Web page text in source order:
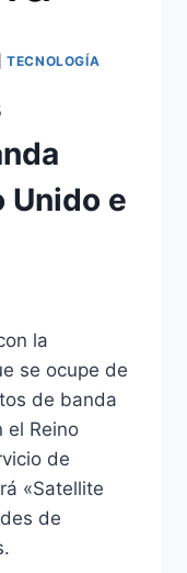
|TECNOLOGÍA
Unido e
la
se ocupe de
de banda
el Reino
de
«Satellite
de